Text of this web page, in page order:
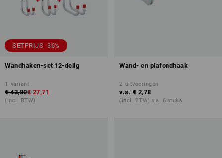
SETPRIJS -36%
Wandhaken-set 12-delig
1 variant
€ 43,80€ 27,71
(incl. BTW)
Wand- en plafondhaak
2 uitvoeringen
v.a. € 2,78
(incl. BTW) v.a. 6 stuks